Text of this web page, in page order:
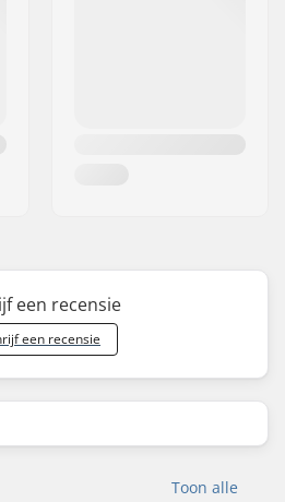
een recensie
een recensie
Toon alle